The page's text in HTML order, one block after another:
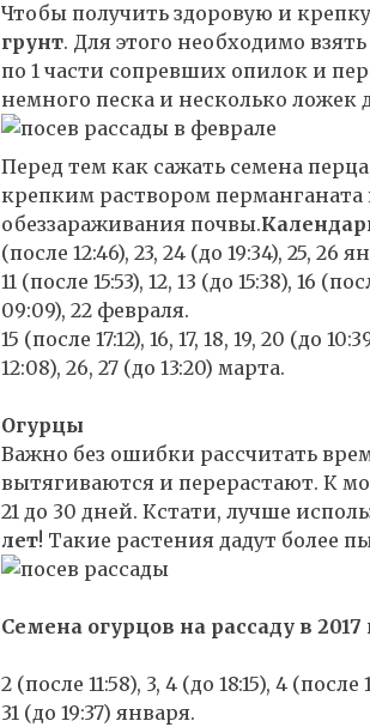
Чтобы получить здоровую и
грунт. Для этого необходимо
по 1 части сопревших опилок и
немного песка и несколько ложек
Перед тем как сажать семена
крепким раствором перманганата
обеззараживания почвы.
(после 12:46), 23, 24 (до 19:34), 25, 26
11 (после 15:53), 12, 13 (до 15:38), 16
09:09), 22 февраля.
15 (после 17:12), 16, 17, 18, 19, 20 (до
12:08), 26, 27 (до 13:20) марта.
Огурцы
Важно без ошибки рассчитать
вытягиваются и перерастают. К
21 до 30 дней. Кстати, лучше
лет! Такие растения дадут более
Семена огурцов на рассаду в
2 (после 11:58), 3, 4 (до 18:15), 4 (после
31 (до 19:37) января.